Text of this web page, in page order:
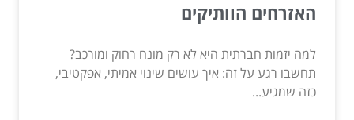
האזרחים הוותיקים
למה יזמות חברתית היא לא רק מונח רחוק ומורכב?
תחשבו רגע על זה: איך עושים שינוי אמיתי, אפקטיבי,
כזה שמגיע...